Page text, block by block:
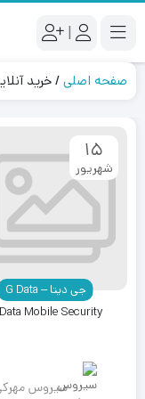
|
صفحه اصلی/خرید
جی دیتا – G Data
15
شهریور
Mobile Security
سیروس